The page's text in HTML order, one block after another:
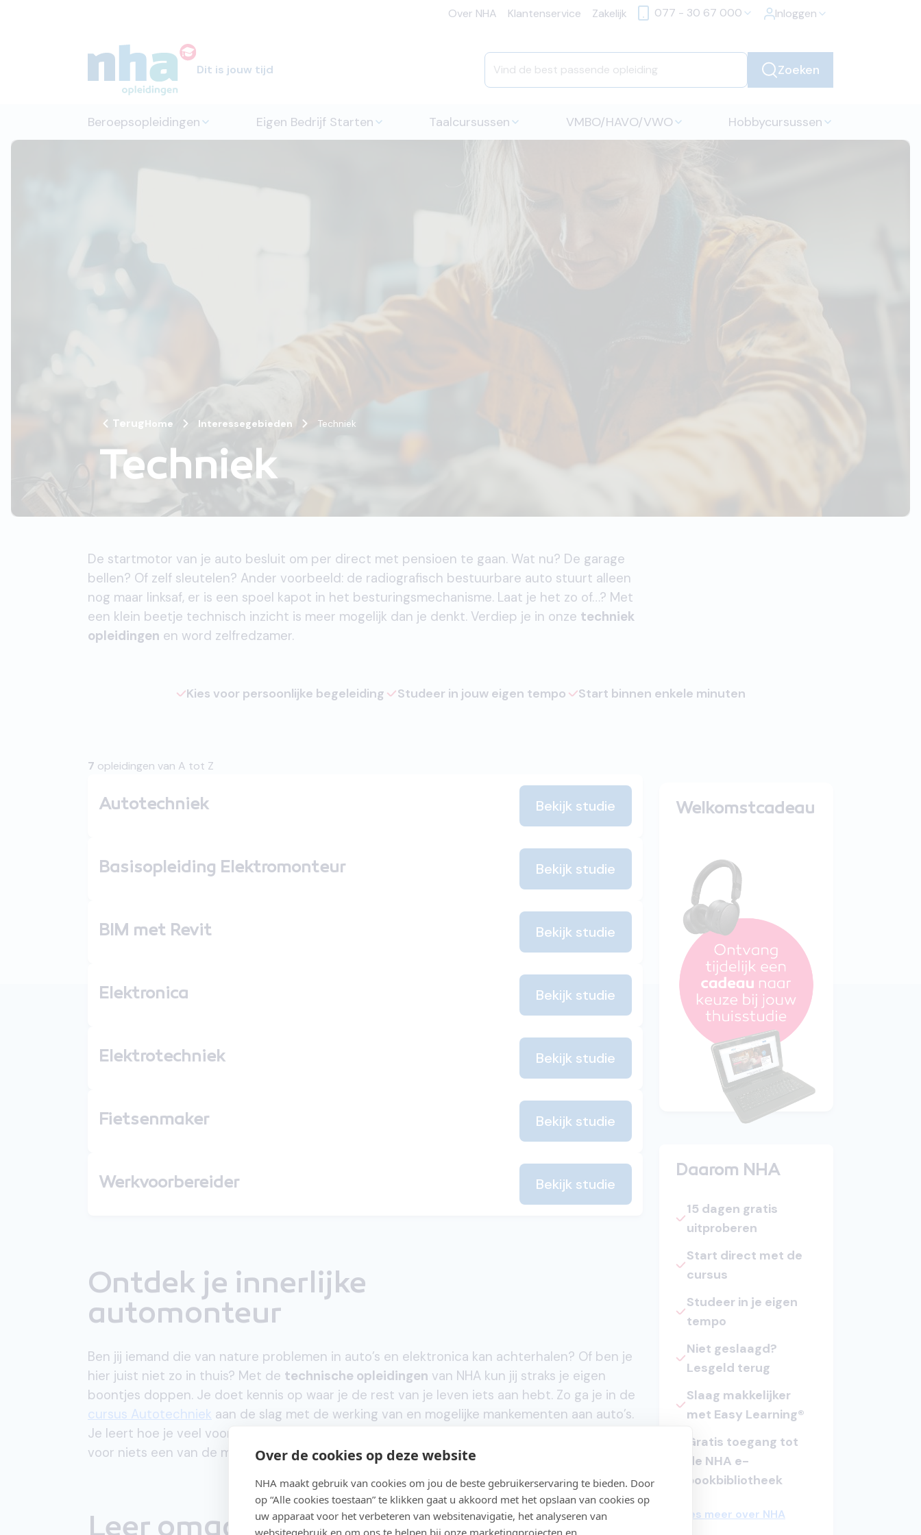
Over de cookies op deze website
NHA maakt gebruik van cookies om jou de beste gebruikerservaring te bieden. Door
op “Alle cookies toestaan” te klikken gaat u akkoord met het opslaan van cookies op
uw apparaat voor het verbeteren van websitenavigatie, het analyseren van
websitegebruik en om ons te helpen bij onze marketingprojecten en
Over NHA Klantenservice Zakelijk 077 - 30 67 000 Inloggen
Dit is jouw tijd Zoeken
Beroepsopleidingen Eigen Bedrijf Starten Taalcursussen VMBO/HAVO/VWO Hobbycursussen
TerugHome Interessegebieden Techniek
Techniek
De startmotor van je auto besluit om per direct met pensioen te gaan. Wat nu? De garage
bellen? Of zelf sleutelen? Ander voorbeeld: de radiografisch bestuurbare auto stuurt alleen
nog maar linksaf, er is een spoel kapot in het besturingsmechanisme. Laat je het zo of…? Met
een klein beetje technisch inzicht is meer mogelijk dan je denkt. Verdiep je in onze techniek
opleidingen en word zelfredzamer.
Kies voor persoonlijke begeleiding Studeer in jouw eigen tempo Start binnen enkele minuten
7 opleidingen van A tot Z
Autotechniek Bekijk studie
Basisopleiding Elektromonteur Bekijk studie
BIM met Revit Bekijk studie
Elektronica Bekijk studie
Elektrotechniek Bekijk studie
Fietsenmaker Bekijk studie
Werkvoorbereider Bekijk studie
Ontdek je innerlijke
automonteur
Ben jij iemand die van nature problemen in auto’s en elektronica kan achterhalen? Of ben je
hier juist niet zo in thuis? Met de technische opleidingen van NHA kun jij straks je eigen
boontjes doppen. Je doet kennis op waar je de rest van je leven iets aan hebt. Zo ga je in de
cursus Autotechniek aan de slag met de werking van en mogelijke mankementen aan auto’s.
Je leert hoe je veel voorkomende problemen kunt herkennen én kunt oplossen. Dit is niet
voor niets een van de meest populaire techniek opleidingen in ons aanbod.
Welkomstcadeau
Daarom NHA
15 dagen gratis
uitproberen
Start direct met de
cursus
Studeer in je eigen
tempo
Niet geslaagd?
Lesgeld terug
Slaag makkelijker
met Easy Learning®
Gratis toegang tot
de NHA e-
bookbibliotheek
Lees meer over NHA